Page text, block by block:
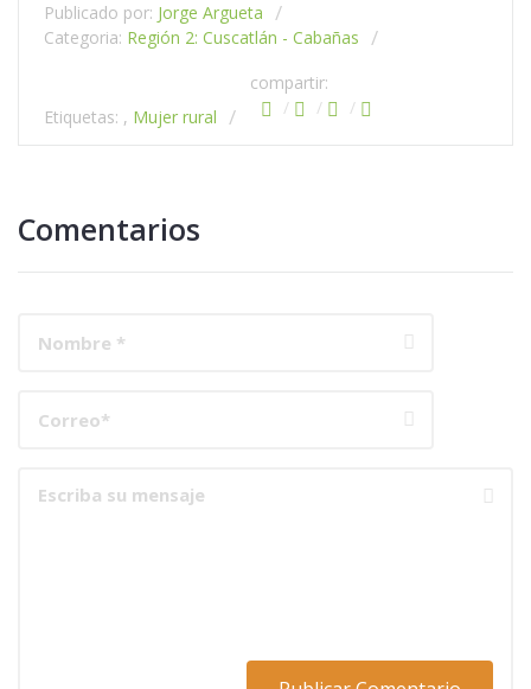
Publicado por: Jorge Argueta
Categoria: Región 2: Cuscatlán - Cabañas
Etiquetas: , Mujer rural
compartir:
Comentarios